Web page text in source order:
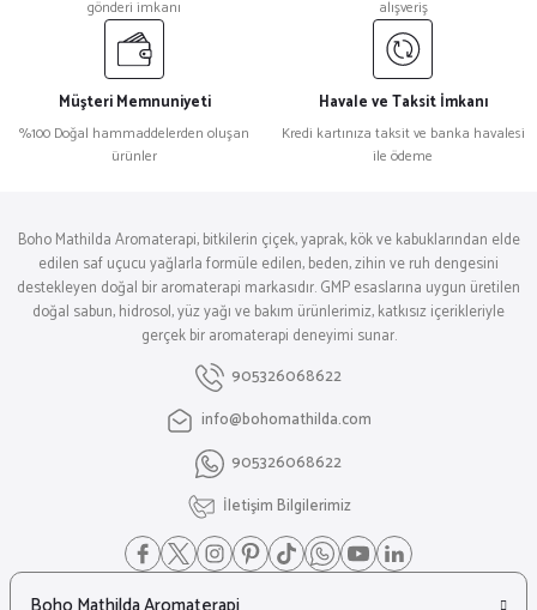
gönderi imkanı
alışveriş
Müşteri Memnuniyeti
%100 Doğal hammaddelerden oluşan
ürünler
Havale ve Taksit İmkanı
Kredi kartınıza taksit ve banka havalesi
ile ödeme
Boho Mathilda Aromaterapi, bitkilerin çiçek, yaprak, kök ve kabuklarından elde
edilen saf uçucu yağlarla formüle edilen, beden, zihin ve ruh dengesini
destekleyen doğal bir aromaterapi markasıdır. GMP esaslarına uygun üretilen
doğal sabun, hidrosol, yüz yağı ve bakım ürünlerimiz, katkısız içerikleriyle
gerçek bir aromaterapi deneyimi sunar.
905326068622
info@bohomathilda.com
905326068622
İletişim Bilgilerimiz